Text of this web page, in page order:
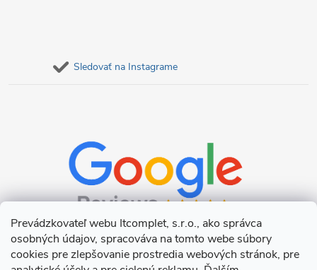
Prevádzkovateľ webu Itcomplet, s.r.o., ako správca
osobných údajov, spracováva na tomto webe súbory
cookies pre zlepšovanie prostredia webových stránok, pre
Sledovať na Instagrame